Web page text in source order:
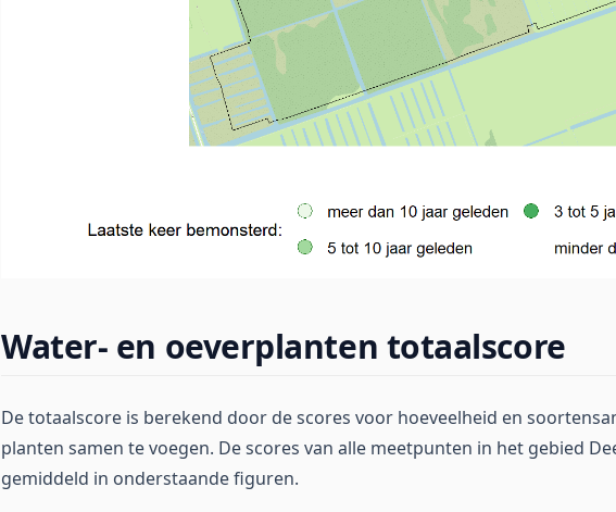
Water- en oeverplanten totaalscore
De totaalscore is berekend door de scores voor hoeveelheid en
planten samen te voegen. De scores van alle meetpunten in het gebied
gemiddeld in onderstaande figuren.